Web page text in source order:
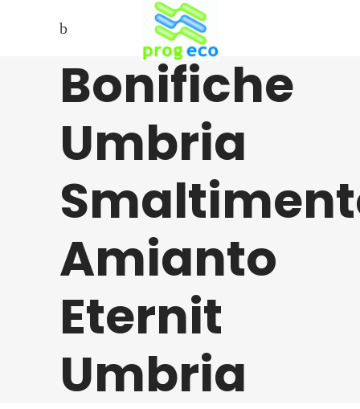
Bonifiche
Umbria
Amianto
Eternit
Umbria